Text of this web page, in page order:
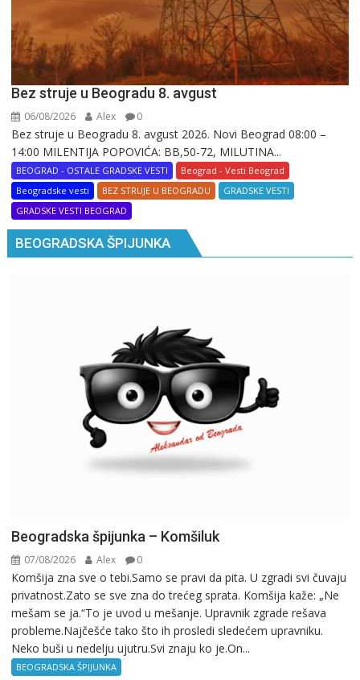
Bez struje u Beogradu 8. avgust
06/08/2026 Alex 0
Bez struje u Beogradu 8. avgust 2026. Novi Beograd 08:00 –
14:00 MILENTIJA POPOVIĆA: BB,50-72, MILUTINA...
BEOGRAD - OSTALE GRADSKE VESTI
Beograd - Vesti Beograd
Beogradske vesti
BEZ STRUJE U BEOGRADU
GRADSKE VESTI
GRADSKE VESTI BEOGRAD
BEOGRADSKA ŠPIJUNKA
Beogradska špijunka – Komšiluk
07/08/2026 Alex 0
Komšija zna sve o tebi.Samo se pravi da pita. U zgradi svi čuvaju
privatnost.Zato se sve zna do trećeg sprata. Komšija kaže: „Ne
mešam se ja.“To je uvod u mešanje. Upravnik zgrade rešava
probleme.Najčešće tako što ih prosledi sledećem upravniku.
Neko buši u nedelju ujutru.Svi znaju ko je.On...
BEOGRADSKA ŠPIJUNKA